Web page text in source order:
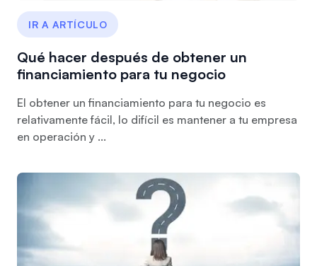
IR A ARTÍCULO
Qué hacer después de obtener un
financiamiento para tu negocio
El obtener un financiamiento para tu negocio es
relativamente fácil, lo difícil es mantener a tu empresa
en operación y ...